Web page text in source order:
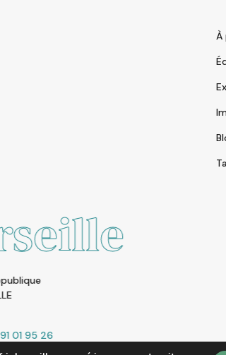
À
Rennes